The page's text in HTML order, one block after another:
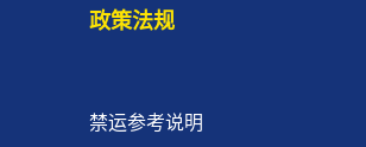
政策法规
禁运参考说明